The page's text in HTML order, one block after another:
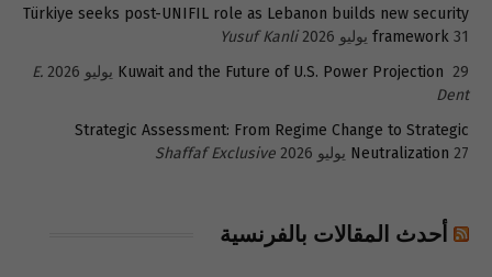
Türkiye seeks post-UNIFIL role as Lebanon builds new security
framework 31 يوليو 2026
Yusuf Kanli
Kuwait and the Future of U.S. Power Projection 29 يوليو 2026
E.
Dent
Strategic Assessment: From Regime Change to Strategic
Neutralization 27 يوليو 2026 Shaffaf Exclusive
أحدث المقالات بالفرنسية